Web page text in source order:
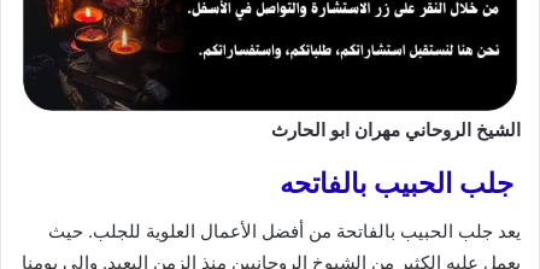
الشيخ الروحاني مهران ابو الحارث
جلب الحبيب بالفاتحه
يعد جلب الحبيب بالفاتحة من أفضل الأعمال العلوية للجلب. حيث
يعمل عليه الكثير من الشيوخ الروحانيين منذ الزمن البعيد. وإلى يومنا